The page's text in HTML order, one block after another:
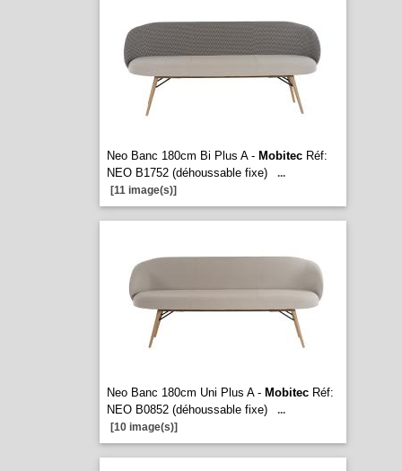
Neo Banc 180cm Bi Plus A - MobitecRéf:
NEO B1752 (déhoussable fixe)
...
[11 image(s)]
Neo Banc 180cm Uni Plus A - MobitecRéf:
NEO B0852 (déhoussable fixe)
...
[10 image(s)]